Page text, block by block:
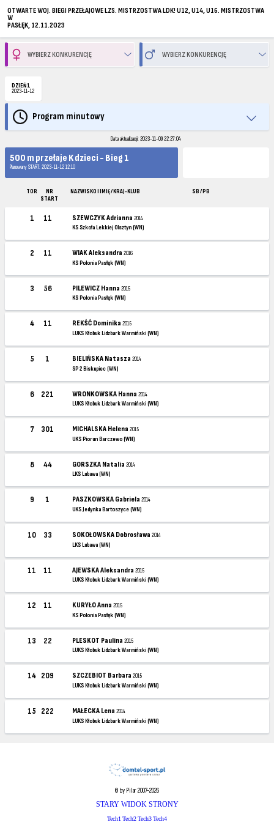
OTWARTE WOJ. BIEGI PRZEŁAJOWE LZS. MISTRZOSTWA LDK! U12, U14, U16. MISTRZOSTWA
W
PASŁĘK, 12.11.2023
DZIEŃ 1
2023-11-12
Program minutowy
Data aktualizacji: 2023-11-09 22:27:04
500 m przełaje K dzieci - Bieg 1
Planowany START: 2023-11-12 12:10
TOR
NR
START
NAZWISKO I IMIĘ / KRAJ-KLUB SB / PB
1 11 SZEWCZYK Adrianna2014
KS Szkoła Lekkiej Olsztyn (WN)
2 11 WIAK Aleksandra2016
KS Polonia Pasłęk (WN)
3 56 PILEWICZ Hanna2015
KS Polonia Pasłęk (WN)
4 11 REKŚĆ Dominika2015
LUKS Kłobuk Lidzbark Warmiński (WN)
5 1 BIELIŃSKA Natasza2014
SP 2 Biskupiec (WN)
6 221 WRONKOWSKA Hanna2014
LUKS Kłobuk Lidzbark Warmiński (WN)
7 301 MICHALSKA Helena2015
UKS Piorun Barczewo (WN)
8 44 GORSZKA Natalia2014
LKS Lubawa (WN)
9 1 PASZKOWSKA Gabriela2014
UKS Jedynka Bartoszyce (WN)
10 33 SOKOŁOWSKA Dobrosława2014
LKS Lubawa (WN)
11 11 AJEWSKA Aleksandra2015
LUKS Kłobuk Lidzbark Warmiński (WN)
12 11 KURYŁO Anna2015
KS Polonia Pasłęk (WN)
13 22 PLESKOT Paulina2015
LUKS Kłobuk Lidzbark Warmiński (WN)
14 209 SZCZEBIOT Barbara2015
LUKS Kłobuk Lidzbark Warmiński (WN)
15 222 MAŁECKA Lena2014
LUKS Kłobuk Lidzbark Warmiński (WN)
© by Pilar 2007-2026
STARY WIDOK STRONY
Tech1Tech2Tech3Tech4